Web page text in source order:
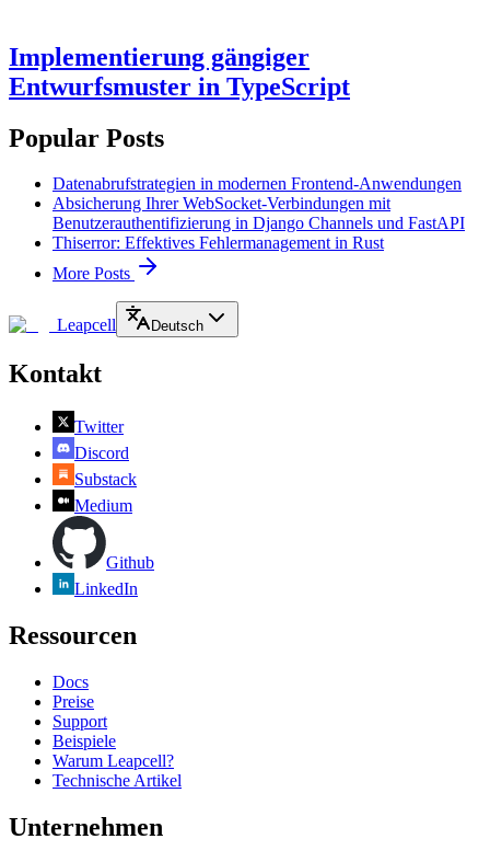
Implementierung gängiger
Entwurfsmuster in TypeScript
Popular Posts
Datenabrufstrategien in modernen Frontend-Anwendungen
Absicherung Ihrer WebSocket-Verbindungen mit
Benutzerauthentifizierung in Django Channels und FastAPI
Thiserror: Effektives Fehlermanagement in Rust
More Posts
Leapcell Deutsch
Kontakt
Twitter
Discord
Substack
Medium
Github
LinkedIn
Ressourcen
Docs
Preise
Support
Beispiele
Warum Leapcell?
Technische Artikel
Unternehmen